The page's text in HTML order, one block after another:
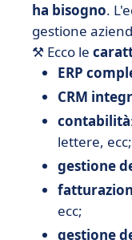
ha bisogno.
gestione
⚒️ Ecco le
ERP
CRM
contabilità
lettere, ecc;
gestione
ecc;
gestione